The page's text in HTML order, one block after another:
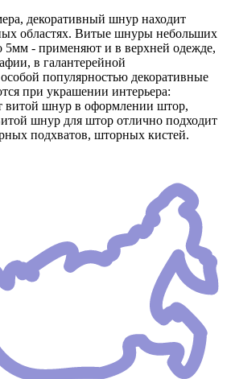
декоративный шнур находит
областях. Витые шнуры небольших
5мм - применяют и в верхней одежде,
в галантерейной
популярностью декоративные
при украшении интерьера:
витой шнур в оформлении штор,
шнур для штор отлично подходит
подхватов, шторных кистей.